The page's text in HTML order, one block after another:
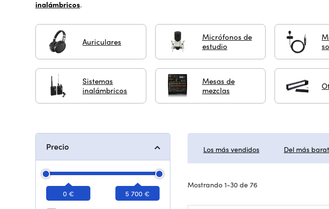
inalámbricos.
Auriculares
Micrófonos de
estudio
Sistemas
inalámbricos
Mesas de
mezclas
Precio
0 € 5 700 €
Los más vendidos Del más
Mostrando 1-30 de 76